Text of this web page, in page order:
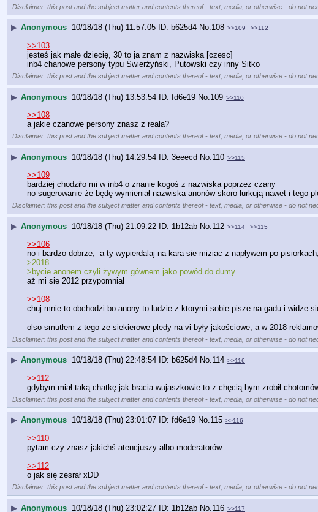
Disclaimer: this post and the subject matter and contents thereof - text, media, or otherwise - do not
▶ Anonymous 10/18/18 (Thu) 11:57:05 b625d4 No.108 >>109 >>112
>>103
jesteś jak małe dziecię, 30 to ja znam z nazwiska [czesc]
inb4 chanowe persony typu Świerżyński, Putowski czy inny Sitko
Disclaimer: this post and the subject matter and contents thereof - text, media, or otherwise - do not
▶ Anonymous 10/18/18 (Thu) 13:53:54 fd6e19 No. 109 >>110
>>108
a jakie czanowe persony znasz z reala?
Disclaimer: this post and the subject matter and contents thereof - text, media, or otherwise - do not
▶ Anonymous 10/18/18 (Thu) 14:29:54 3eeecd No. 110 >>115
>>109
bardziej chodziło mi w inb4 o znanie kogoś z nazwiska poprzez czany
no sugerowanie że będę wymieniał nazwiska anonów skoro lurkują nawet i tego
Disclaimer: this post and the subject matter and contents thereof - text, media, or otherwise - do not
▶ Anonymous 10/18/18 (Thu) 21:09:22 1b12ab No. 112 >>114 >>115
>>106
no i bardzo dobrze,  a ty wypierdalaj na kara sie miziac z napływem po
>2018
>bycie anonem czyli żywym gównem jako powód do dumy
aż mi sie 2012 przypomnial
>>108
chuj mnie to obchodzi bo anony to ludzie z ktorymi sobie pisze na gadu i widze
olso smutłem z tego że siekierowe pledy na vi były jakościowe, a w 2018
Disclaimer: this post and the subject matter and contents thereof - text, media, or otherwise - do not
▶ Anonymous 10/18/18 (Thu) 22:48:54 b625d4 No.114 >>116
>>112
gdybym miał taką chatkę jak bracia wujaszkowie to z chęcią bym zrobił
Disclaimer: this post and the subject matter and contents thereof - text, media, or otherwise - do not
▶ Anonymous 10/18/18 (Thu) 23:01:07 fd6e19 No.115 >>116
>>110
pytam czy znasz jakichś atencjuszy albo moderatorów
>>112
o jak się zesrał xDD
Disclaimer: this post and the subject matter and contents thereof - text, media, or otherwise - do not
▶ Anonymous 10/18/18 (Thu) 23:02:27 1b12ab No. 116 >>117